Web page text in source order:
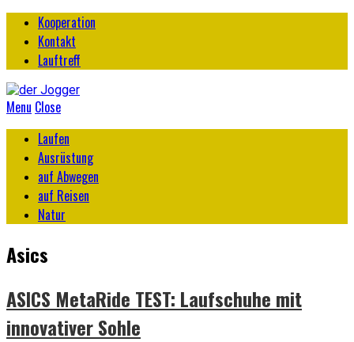
Kooperation
Kontakt
Lauftreff
Menu Close
Laufen
Ausrüstung
auf Abwegen
auf Reisen
Natur
Asics
ASICS MetaRide TEST: Laufschuhe mit
innovativer Sohle